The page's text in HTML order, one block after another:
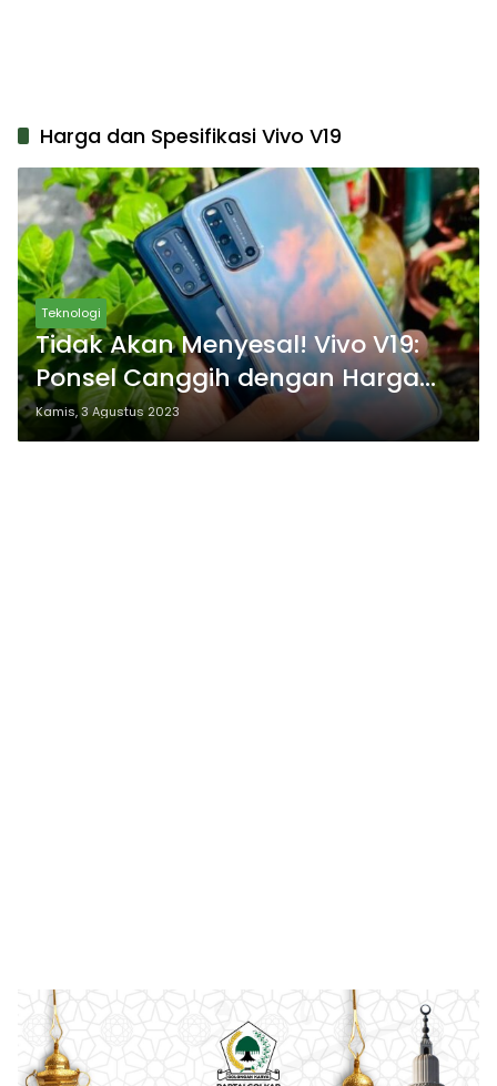
Harga dan Spesifikasi Vivo V19
Teknologi
Tidak Akan Menyesal! Vivo V19:
Ponsel Canggih dengan Harga
Terjangkau Hanya Rp2 Jutaan
dan Spek Mahadewa
Kamis, 3 Agustus 2023